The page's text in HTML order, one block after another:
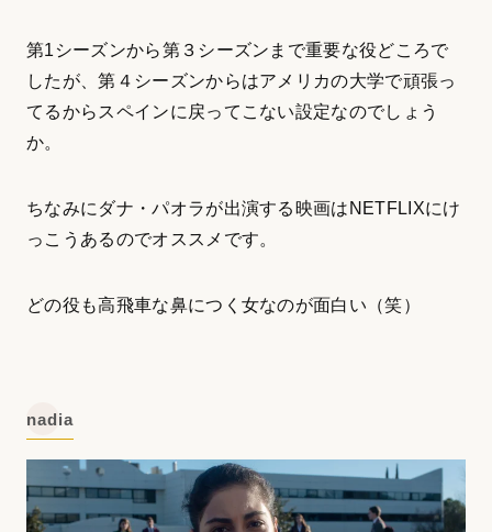
第1シーズンから第３シーズンまで重要な役どころで
したが、第４シーズンからはアメリカの大学で頑張っ
てるからスペインに戻ってこない設定なのでしょう
か。
ちなみにダナ・パオラが出演する映画はNETFLIXにけ
っこうあるのでオススメです。
どの役も高飛車な鼻につく女なのが面白い（笑）
nadia